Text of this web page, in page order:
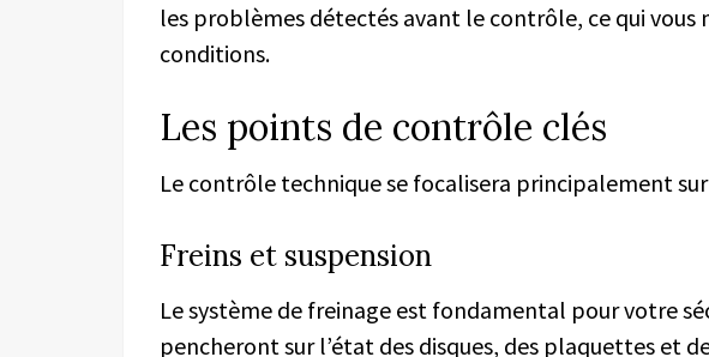
les problèmes détectés avant le contrôle, ce qui vous
conditions.
Les points de contrôle clés
Le contrôle technique se focalisera principalement
Freins et suspension
Le système de freinage est fondamental pour votre
pencheront sur l’état des disques, des plaquettes et